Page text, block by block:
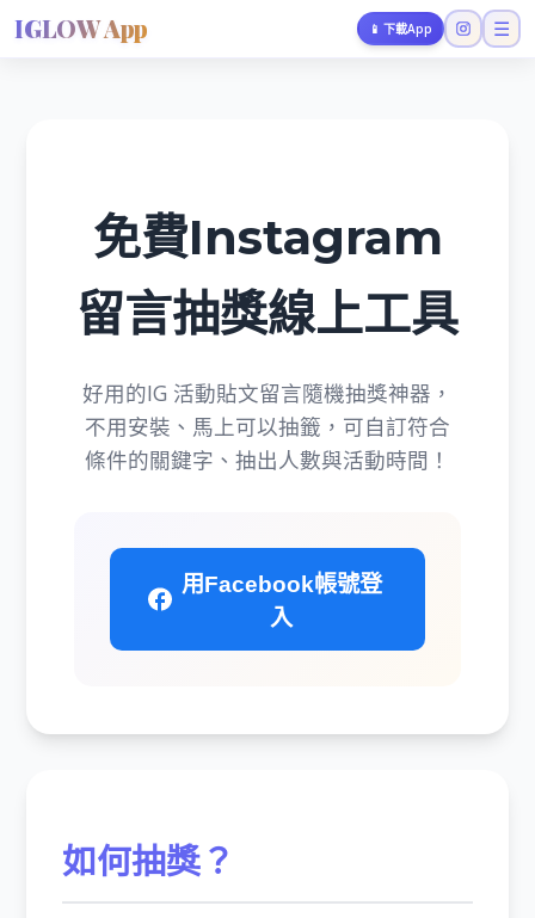
IGLOW App 📱 下載App ☰
免費Instagram
留言抽獎線上工具
好用的IG 活動貼文留言隨機抽獎神器，
不用安裝、馬上可以抽籤，可自訂符合
條件的關鍵字、抽出人數與活動時間！
用Facebook帳號登
入
如何抽獎？